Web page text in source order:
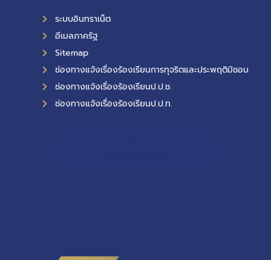
ระบบอินทราเน็ต
อีเมลภาครัฐ
Sitemap
ช่องทางแจ้งเรื่องร้องเรียนการทุจริตและประพฤติมิชอบ
ช่องทางแจ้งเรื่องร้องเรียนป.ป.ช.
ช่องทางแจ้งเรื่องร้องเรียนป.ป.ท.